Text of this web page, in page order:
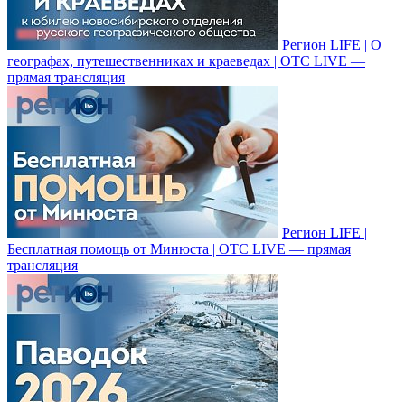
Регион LIFE | О
географах, путешественниках и краеведах | ОТС LIVE —
прямая трансляция
Регион LIFE |
Бесплатная помощь от Минюста | ОТС LIVE — прямая
трансляция